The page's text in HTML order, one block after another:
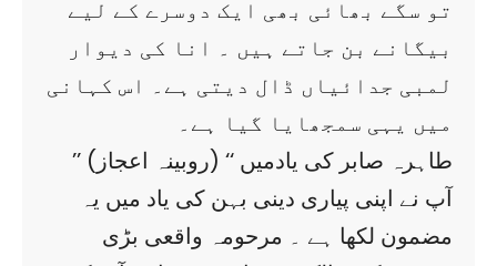
تو سگے بھائی بھی ایک دوسرے کے لیے
بیگانے بن جاتے ہیں ۔ انا کی دیوار
لمبی جدائیاں ڈال دیتی ہے۔ اس کہانی
میں یہی سمجھایا گیا ہے۔
’’ طاہرہ صابر کی یادمیں ‘‘ (روبینہ اعجاز)
آپ نے اپنی پیاری دینی بہن کی یاد میں یہ
مضمون لکھا ہے ۔ مرحومہ واقعی بڑی